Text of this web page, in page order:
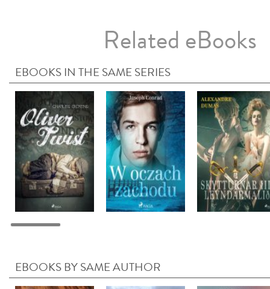
Related eBooks
EBOOKS IN THE SAME SERIES
EBOOKS BY SAME AUTHOR